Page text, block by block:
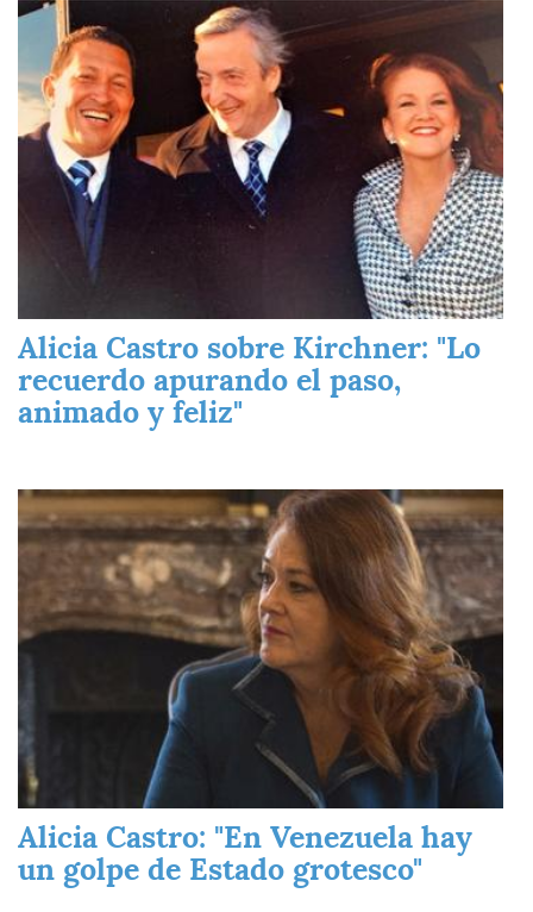
Imagen
Alicia Castro sobre Kirchner: "Lo
recuerdo apurando el paso,
animado y feliz"
Imagen
Alicia Castro: "En Venezuela hay
un golpe de Estado grotesco"